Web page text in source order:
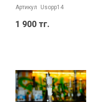
Артикул Usopp14
1 900 тг.